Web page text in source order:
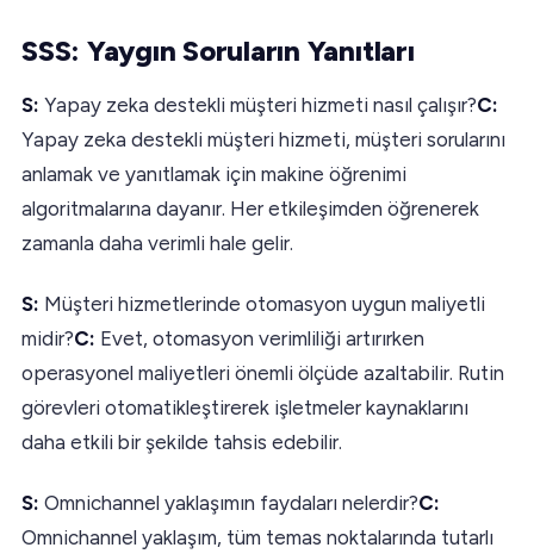
SSS: Yaygın Soruların Yanıtları
S: Yapay zeka destekli müşteri hizmeti nasıl çalışır?C:
Yapay zeka destekli müşteri hizmeti, müşteri sorularını
anlamak ve yanıtlamak için makine öğrenimi
algoritmalarına dayanır. Her etkileşimden öğrenerek
zamanla daha verimli hale gelir.
S: Müşteri hizmetlerinde otomasyon uygun maliyetli
midir?C: Evet, otomasyon verimliliği artırırken
operasyonel maliyetleri önemli ölçüde azaltabilir. Rutin
görevleri otomatikleştirerek işletmeler kaynaklarını
daha etkili bir şekilde tahsis edebilir.
S: Omnichannel yaklaşımın faydaları nelerdir?C:
Omnichannel yaklaşım, tüm temas noktalarında tutarlı